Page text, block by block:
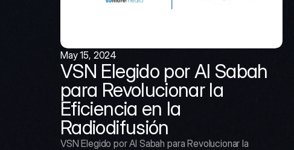
May 15, 2024
VSN Elegido por Al Sabah
para Revolucionar la
Eficiencia en la
Radiodifusión
VSN Elegido por Al Sabah para Revolucionar la